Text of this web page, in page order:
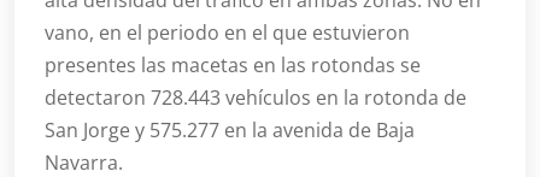
vano, en el periodo en el que estuvieron
presentes las macetas en las rotondas se
detectaron 728.443 vehículos en la rotonda de
San Jorge y 575.277 en la avenida de Baja
Navarra.